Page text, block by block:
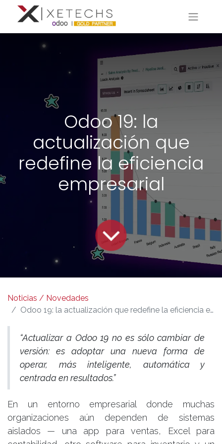
Odoo 19: la
actualización que
redefine la eficiencia
empresarial
Noticias / Novedades
Odoo 19: la actualización que redefine la eficiencia empresarial
“Actualizar a Odoo 19 no es sólo cambiar de
versión: es adoptar una nueva forma de
operar, más inteligente, automática y
centrada en resultados.”
En un entorno empresarial donde muchas
organizaciones aún dependen de sistemas
aislados — una app para ventas, Excel para